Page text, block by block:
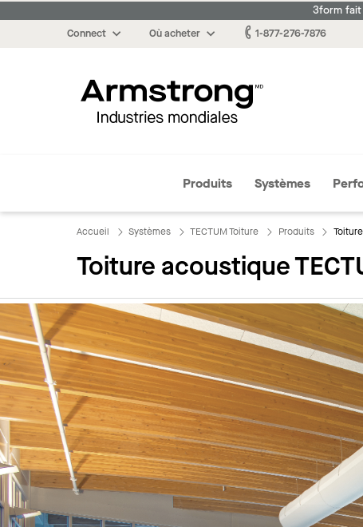
3form
Connect Où acheter 1-877-276-7876
Produits Systèmes
Accueil Systèmes TECTUM Toiture Produits
Toiture acoustique